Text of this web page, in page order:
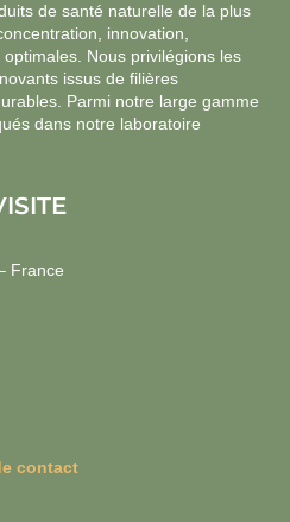
de santé naturelle de la plus
innovation,
Nous privilégions les
issus de filières
Parmi notre large gamme
dans notre laboratoire
France
contact